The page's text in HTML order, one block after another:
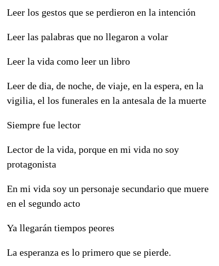
Leer los gestos que se perdieron en la intención
Leer las palabras que no llegaron a volar
Leer la vida como leer un libro
Leer de dia, de noche, de viaje, en la espera, en la
vigilia, el los funerales en la antesala de la muerte
Siempre fue lector
Lector de la vida, porque en mi vida no soy
protagonista
En mi vida soy un personaje secundario que muere
en el segundo acto
Ya llegarán tiempos peores
La esperanza es lo primero que se pierde.